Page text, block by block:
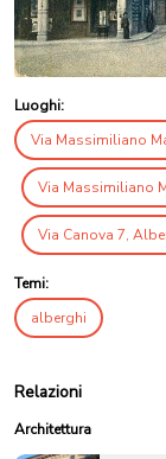
Luoghi:
Via Massimiliano
Via Massimiliano
Via Canova 7,
Temi:
alberghi
Relazioni
Architettura